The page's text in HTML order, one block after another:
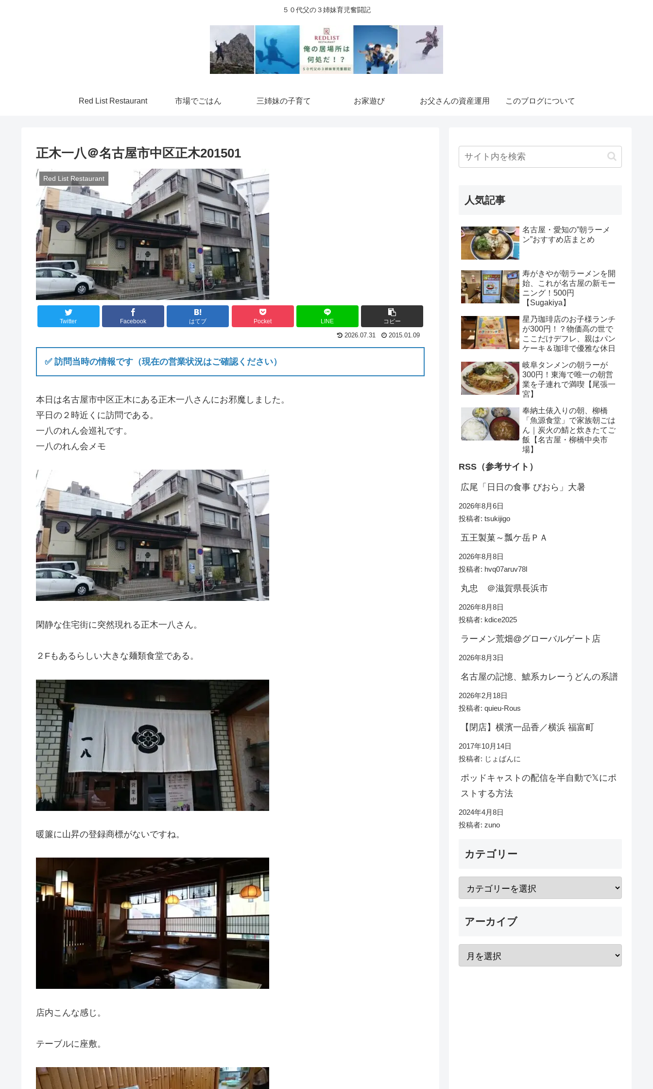
５０代父の３姉妹育児奮闘記
Red List Restaurant 市場でごはん 三姉妹の子育て お家遊び お父さんの資産運用 このブログについて
正木一八＠名古屋市中区正木201501
Red List Restaurant
Twitter Facebook はてブ Pocket LINE コピー
2026.07.31 2015.01.09
✅ 訪問当時の情報です（現在の営業状況はご確認ください）
本日は名古屋市中区正木にある正木一八さんにお邪魔しました。
平日の２時近くに訪問である。
一八のれん会巡礼です。
一八のれん会メモ
閑静な住宅街に突然現れる正木一八さん。
２Fもあるらしい大きな麺類食堂である。
暖簾に山昇の登録商標がないですね。
店内こんな感じ。
テーブルに座敷。
人気記事
名古屋・愛知の”朝ラーメ
ン”おすすめ店まとめ
寿がきやが朝ラーメンを開
始、これが名古屋の新モー
ニング！500円
【Sugakiya】
星乃珈琲店のお子様ランチ
が300円！？物価高の世で
ここだけデフレ、親はパン
ケーキ＆珈琲で優雅な休日
岐阜タンメンの朝ラーが
300円！東海で唯一の朝営
業を子連れで満喫【尾張一
宮】
奉納土俵入りの朝、柳橋
「魚源食堂」で家族朝ごは
ん｜炭火の鯖と炊きたてご
飯【名古屋・柳橋中央市
場】
RSS（参考サイト）
広尾「日日の食事 びおら」大暑
2026年8月6日
投稿者: tsukijigo
五王製菓～瓢ケ岳ＰＡ
2026年8月8日
投稿者: hvq07aruv78l
丸忠 ＠滋賀県長浜市
2026年8月8日
投稿者: kdice2025
ラーメン荒畑@グローバルゲート店
2026年8月3日
名古屋の記憶、鯱系カレーうどんの系譜
2026年2月18日
投稿者: quieu-Rous
【閉店】横濱一品香／横浜 福富町
2017年10月14日
投稿者: じょばんに
ポッドキャストの配信を半自動で𝕏にポ
ストする方法
2024年4月8日
投稿者: zuno
カテゴリー
アーカイブ